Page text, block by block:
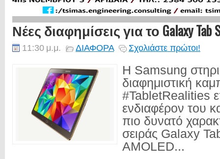
Νέες διαφημίσεις για το Galaxy Tab
11:30 μ.μ. ΔΙΑΦΟΡΑ Σχολιάστε πρώτοι!
Η Samsung
διαφημιστική
#TabletRealities
ενδιαφέρον του
πιο δυνατό
σειράς Galaxy
AMOLED...